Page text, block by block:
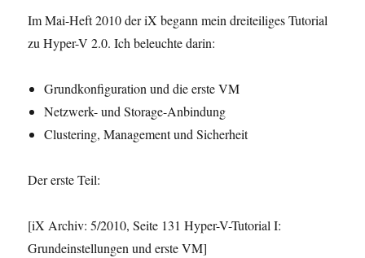
Im Mai-Heft 2010 der iX begann mein dreiteiliges Tutorial
zu Hyper-V 2.0. Ich beleuchte darin:
Grundkonfiguration und die erste VM
Netzwerk- und Storage-Anbindung
Clustering, Management und Sicherheit
Der erste Teil:
[iX Archiv: 5/2010, Seite 131 Hyper-V-Tutorial I:
Grundeinstellungen und erste VM]